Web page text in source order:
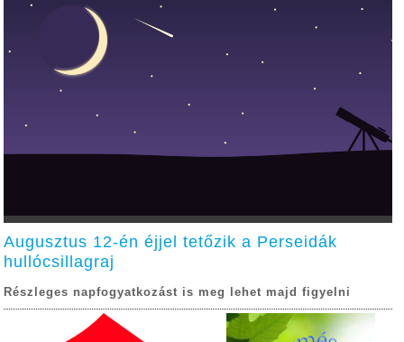
Augusztus 12-én éjjel tetőzik a Perseidák
hullócsillagraj
Részleges napfogyatkozást is meg lehet majd figyelni